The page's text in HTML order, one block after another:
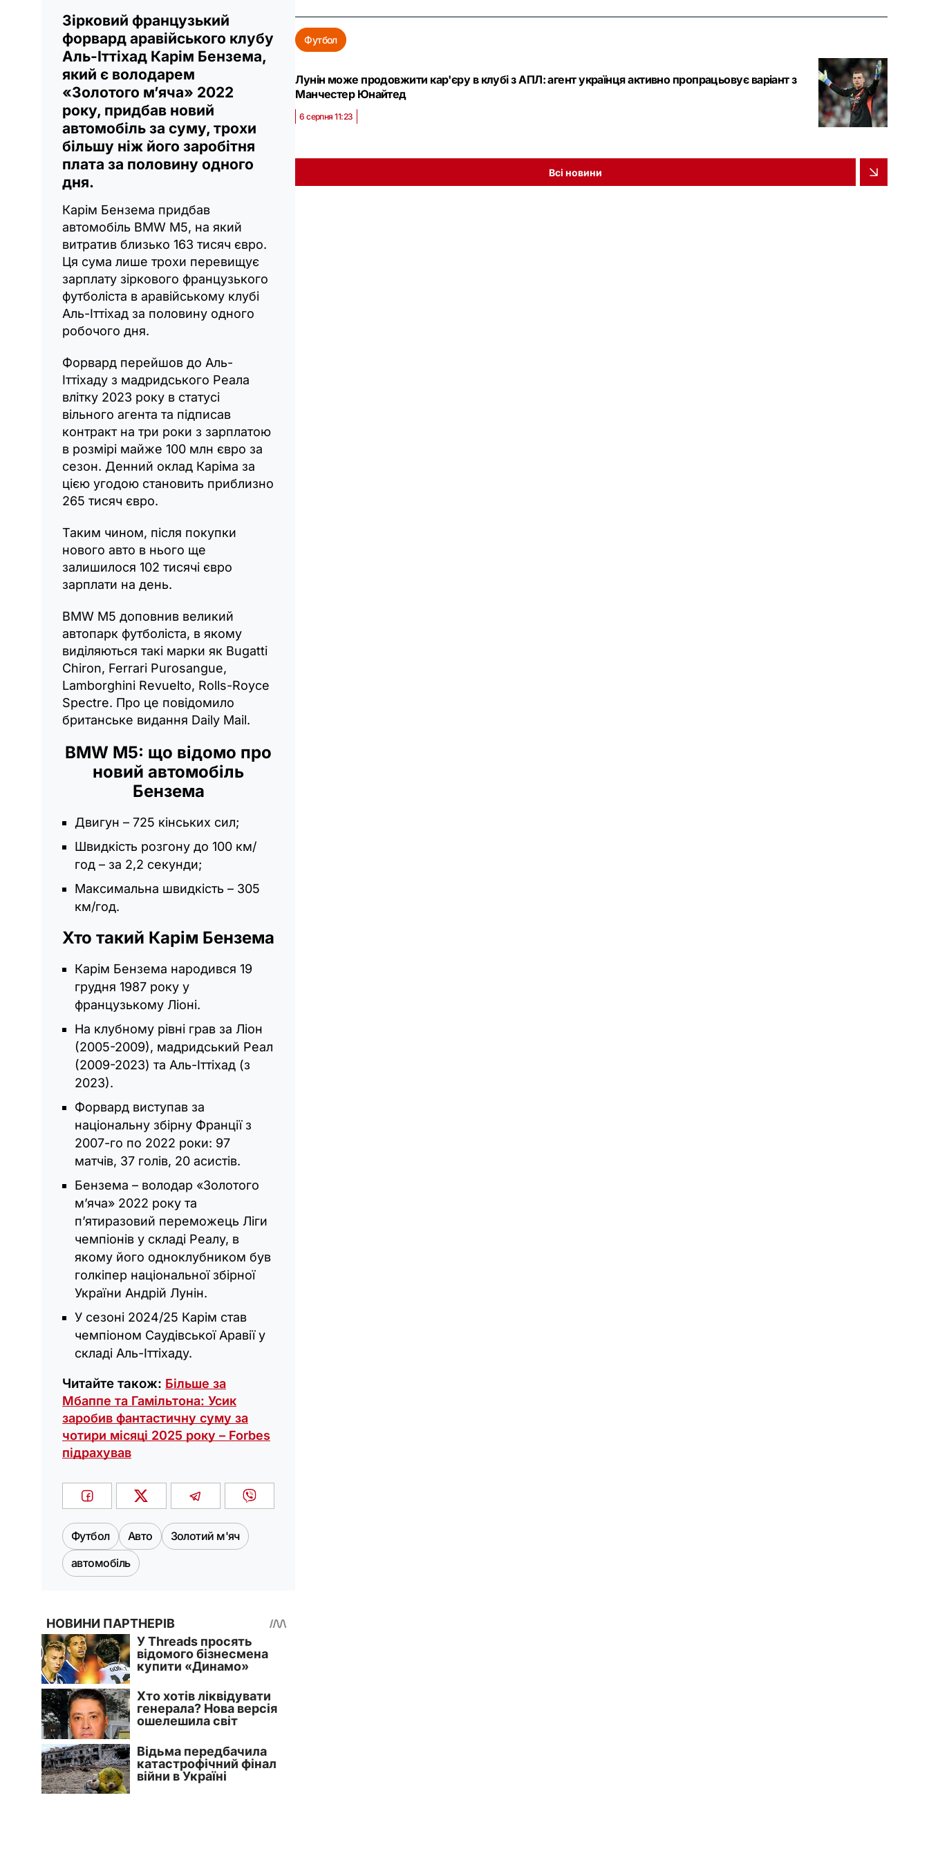
Зірковий французький
форвард аравійського клубу
Аль-Іттіхад Карім Бензема,
який є володарем
«Золотого м’яча» 2022
року, придбав новий
автомобіль за суму, трохи
більшу ніж його заробітня
плата за половину одного
дня.
Карім Бензема придбав
автомобіль BMW M5, на який
витратив близько 163 тисяч євро.
Ця сума лише трохи перевищує
зарплату зіркового французького
футболіста в аравійському клубі
Аль-Іттіхад за половину одного
робочого дня.
Форвард перейшов до Аль-
Іттіхаду з мадридського Реала
влітку 2023 року в статусі
вільного агента та підписав
контракт на три роки з зарплатою
в розмірі майже 100 млн євро за
сезон. Денний оклад Каріма за
цією угодою становить приблизно
265 тисяч євро.
Таким чином, після покупки
нового авто в нього ще
залишилося 102 тисячі євро
зарплати на день.
BMW M5 доповнив великий
автопарк футболіста, в якому
виділяються такі марки як Bugatti
Chiron, Ferrari Purosangue,
Lamborghini Revuelto, Rolls-Royce
Spectre. Про це повідомило
британське видання Daily Mail.
BMW M5: що відомо про
новий автомобіль
Бензема
Двигун – 725 кінських сил;
Швидкість розгону до 100 км/
год – за 2,2 секунди;
Максимальна швидкість – 305
км/год.
Хто такий Карім Бензема
Карім Бензема народився 19
грудня 1987 року у
французькому Ліоні.
На клубному рівні грав за Ліон
(2005-2009), мадридський Реал
(2009-2023) та Аль-Іттіхад (з
2023).
Форвард виступав за
національну збірну Франції з
2007-го по 2022 роки: 97
матчів, 37 голів, 20 асистів.
Бензема – володар «Золотого
м’яча» 2022 року та
п’ятиразовий переможець Ліги
чемпіонів у складі Реалу, в
якому його одноклубником був
голкіпер національної збірної
України Андрій Лунін.
У сезоні 2024/25 Карім став
чемпіоном Саудівської Аравії у
складі Аль-Іттіхаду.
Читайте також: Більше за
Мбаппе та Гамільтона: Усик
заробив фантастичну суму за
чотири місяці 2025 року – Forbes
підрахував
Футбол Авто
Золотий м'яч
автомобіль
Футбол
Лунін може продовжити кар'єру в клубі з АПЛ: агент українця активно пропрацьовує варіант з
Манчестер Юнайтед
6 серпня 11:23
Всі новини